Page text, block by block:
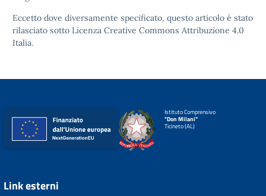
Eccetto dove diversamente specificato, questo articolo è stato
rilasciato sotto Licenza Creative Commons Attribuzione 4.0
Italia.
Istituto Comprensivo
"Don Milani"
Ticineto (AL)
Link esterni